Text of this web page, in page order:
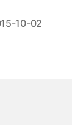
10-02